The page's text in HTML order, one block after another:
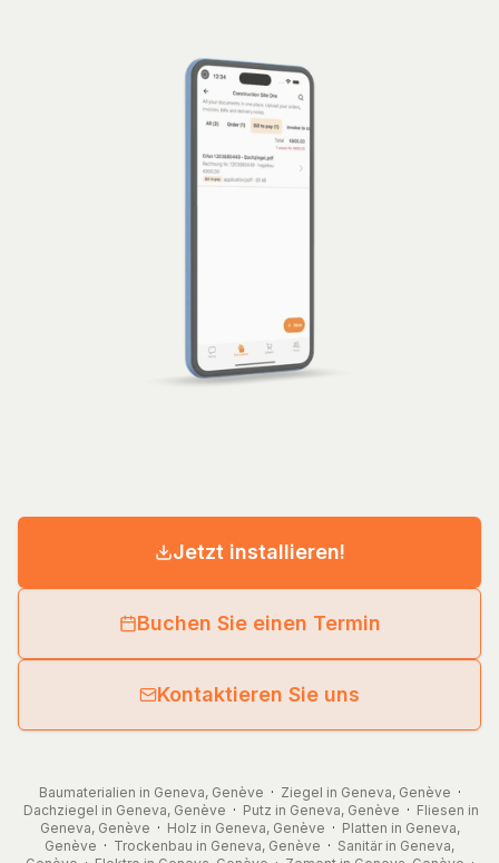
Jetzt installieren!
Buchen Sie einen Termin
Kontaktieren Sie uns
Baumaterialien in Geneva, Genève · Ziegel in Geneva, Genève ·
Dachziegel in Geneva, Genève · Putz in Geneva, Genève · Fliesen in
Geneva, Genève · Holz in Geneva, Genève · Platten in Geneva,
Genève · Trockenbau in Geneva, Genève · Sanitär in Geneva,